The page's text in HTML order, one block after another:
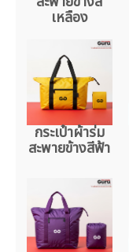
เหลือง
กระเป๋าผ้าร่ม
สะพายข้างสีฟ้า